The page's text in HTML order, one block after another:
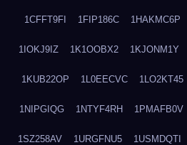
1CFFT9FI 1FIP186C 1HAKMC6P
1IOKJ9IZ 1K1OOBX2 1KJONM1Y
1KUB22OP 1L0EECVC 1LO2KT45
1NIPGIQG 1NTYF4RH 1PMAFB0V
1SZ258AV 1URGFNU5 1USMDQTI